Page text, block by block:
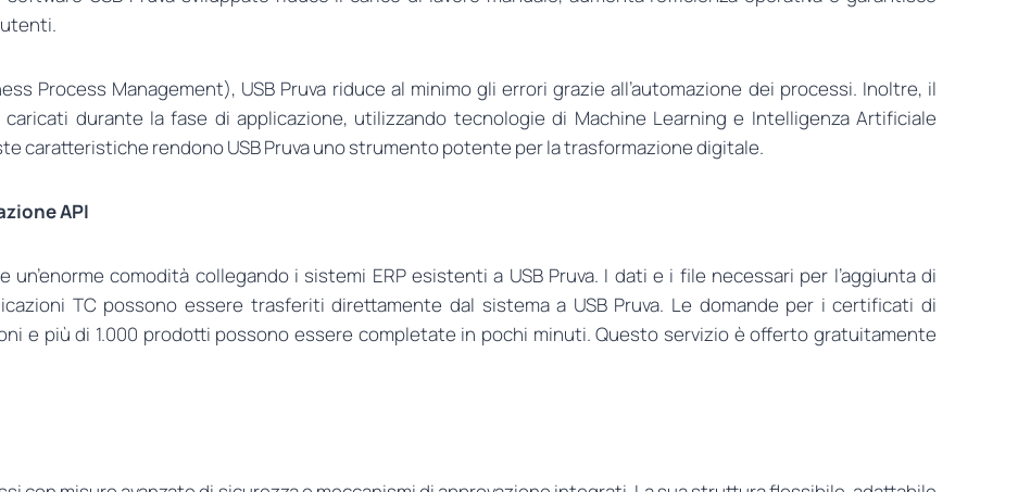
Process Management), USB Pruva riduce al minimo gli errori grazie all’automazione dei processi. Inoltre, il
durante la fase di applicazione, utilizzando tecnologie di Machine Learning e Intelligenza Artificiale
caratteristiche rendono USB Pruva uno strumento potente per la trasformazione digitale.
API
un’enorme comodità collegando i sistemi ERP esistenti a USB Pruva. I dati e i file necessari per l’aggiunta di
TC possono essere trasferiti direttamente dal sistema a USB Pruva. Le domande per i certificati di
e più di 1.000 prodotti possono essere completate in pochi minuti. Questo servizio è offerto gratuitamente